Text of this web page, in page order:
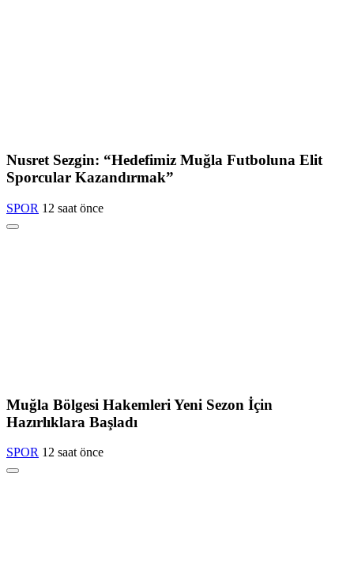
Nusret Sezgin: “Hedefimiz Muğla Futboluna Elit
Sporcular Kazandırmak”
SPOR 12 saat önce
Muğla Bölgesi Hakemleri Yeni Sezon İçin
Hazırlıklara Başladı
SPOR 12 saat önce